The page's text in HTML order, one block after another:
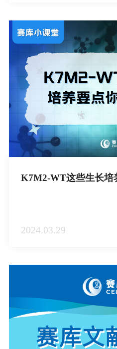
K7M2-WT这些生长培
2024.03.29